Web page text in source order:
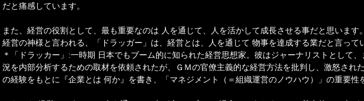
だと痛感しています。
また、経営の役割として、最も重要なのは 人を通じて、人を活かして成長させる事だと思います
経営の神様と言われる、「ドラッガー」は、経営とは、人を通じて 物事を達成する業だと言って
＊「ドラッカー」:一時期 日本でもブーム的に知られた経営思想家。彼はジャーナリストとして
況を内部分析するための取材を依頼されたが、ＧＭの官僚主義的な経営方法を批判し、激怒され
の経験をもとに『企業とは 何か』を書き、「マネジメント（＝組織運営のノウハウ）」の重要性